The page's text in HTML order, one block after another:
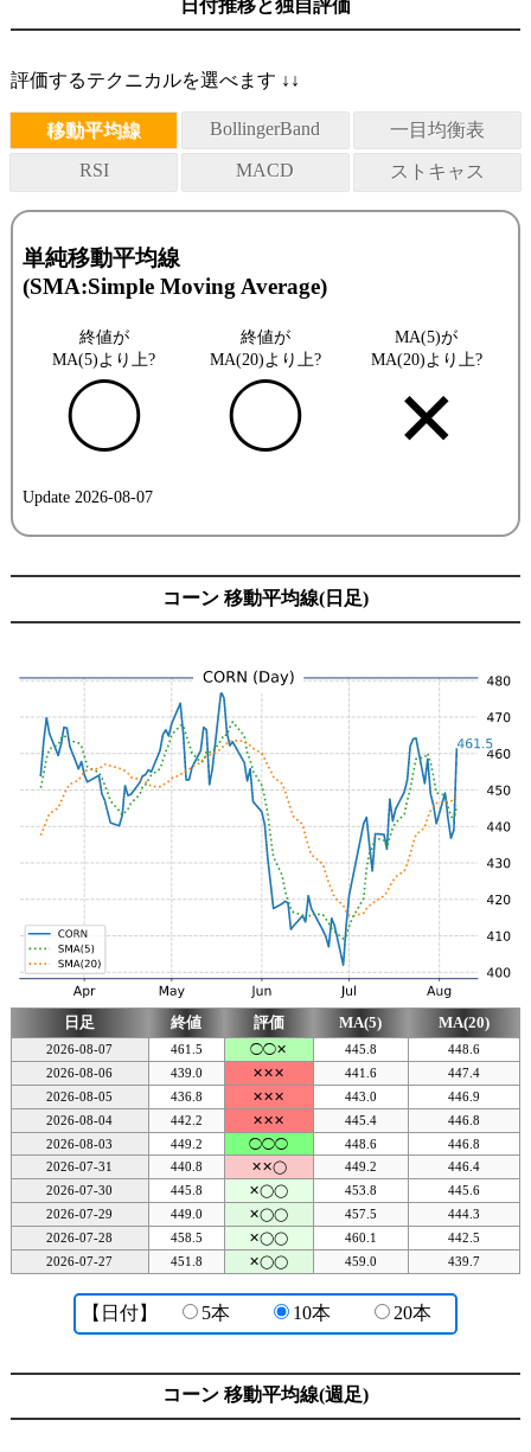
日付推移と独自評価
評価するテクニカルを選べます ↓↓
移動平均線 BollingerBand 一目均衡表
RSI MACD ストキャス
単純移動平均線
(SMA:Simple Moving Average)
終値が
MA(5)より上?
終値が
MA(20)より上?
MA(5)が
MA(20)より上?
◯ ◯ ✕
Update 2026-08-07
コーン 移動平均線(日足)
日足 終値 評価 MA(5) MA(20)
2026-08-07 461.5 ◯◯✕ 445.8
448.6
2026-08-06
439.0 ✕✕✕ 441.6
447.4
2026-08-05
436.8 ✕✕✕ 443.0
446.9
2026-08-04
442.2 ✕✕✕ 445.4
446.8
2026-08-03
449.2 ◯◯◯ 448.6
446.8
2026-07-31
440.8 ✕✕◯ 449.2
446.4
2026-07-30
445.8 ✕◯◯ 453.8
445.6
2026-07-29
449.0 ✕◯◯ 457.5
444.3
2026-07-28
458.5 ✕◯◯ 460.1
442.5
2026-07-27
451.8 ✕◯◯ 459.0 439.7
【日付】 5本 10本 20本
コーン 移動平均線(週足)